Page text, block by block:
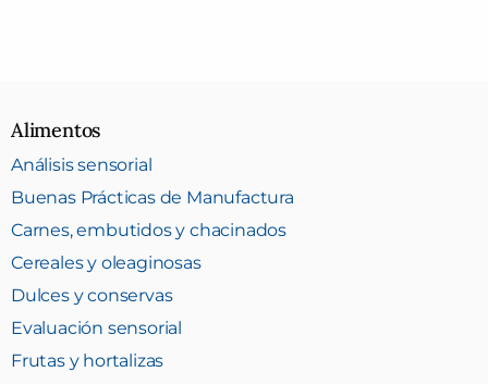
Alimentos
Análisis sensorial
Buenas Prácticas de Manufactura
Carnes, embutidos y chacinados
Cereales y oleaginosas
Dulces y conservas
Evaluación sensorial
Frutas y hortalizas